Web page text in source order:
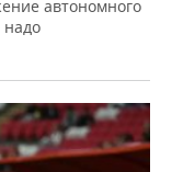
автономного
надо